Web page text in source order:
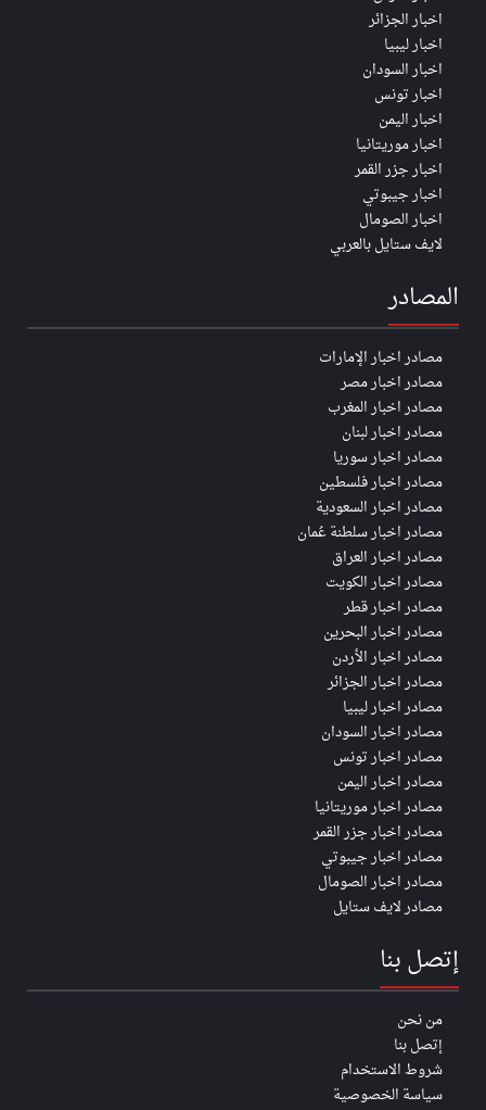
اخبار الجزائر
اخبار ليبيا
اخبار السودان
اخبار تونس
اخبار اليمن
اخبار موريتانيا
اخبار جزر القمر
اخبار جيبوتي
اخبار الصومال
لايف ستايل بالعربي
المصادر
مصادر اخبار الإمارات
مصادر اخبار مصر
مصادر اخبار المغرب
مصادر اخبار لبنان
مصادر اخبار سوريا
مصادر اخبار فلسطين
مصادر اخبار السعودية
مصادر اخبار سلطنة عُمان
مصادر اخبار العراق
مصادر اخبار الكويت
مصادر اخبار قطر
مصادر اخبار البحرين
مصادر اخبار الأردن
مصادر اخبار الجزائر
مصادر اخبار ليبيا
مصادر اخبار السودان
مصادر اخبار تونس
مصادر اخبار اليمن
مصادر اخبار موريتانيا
مصادر اخبار جزر القمر
مصادر اخبار جيبوتي
مصادر اخبار الصومال
مصادر لايف ستايل
إتصل بنا
من نحن
إتصل بنا
شروط الاستخدام
سياسة الخصوصية